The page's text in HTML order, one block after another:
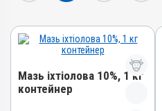
Мазь іхтіолова 10%, 1 кг
контейнер